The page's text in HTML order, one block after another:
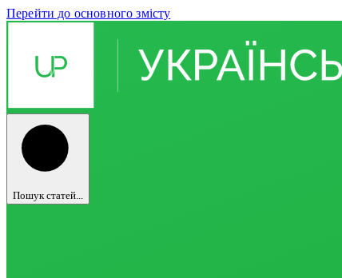
Перейти до основного змісту
Пошук статей...